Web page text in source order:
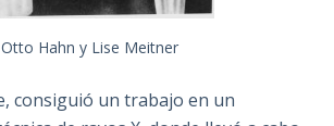
Otto Hahn y Lise Meitner
consiguió un trabajo en un